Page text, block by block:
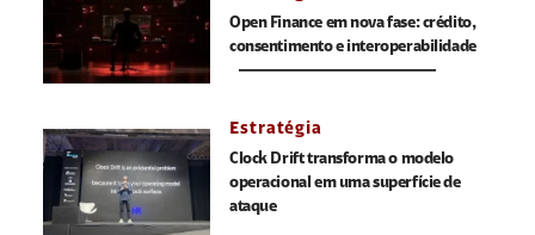
Open Finance em nova fase: crédito,
consentimento e interoperabilidade
Estratégia
Clock Drift transforma o modelo
operacional em uma superfície de
ataque